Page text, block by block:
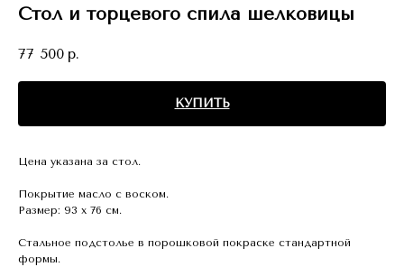
Стол и торцевого спила шелковицы
77 500 р.
КУПИТЬ
Цена указана за стол.
Покрытие масло с воском.
Размер: 93 х 76 см.
Стальное подстолье в порошковой покраске стандартной
формы.